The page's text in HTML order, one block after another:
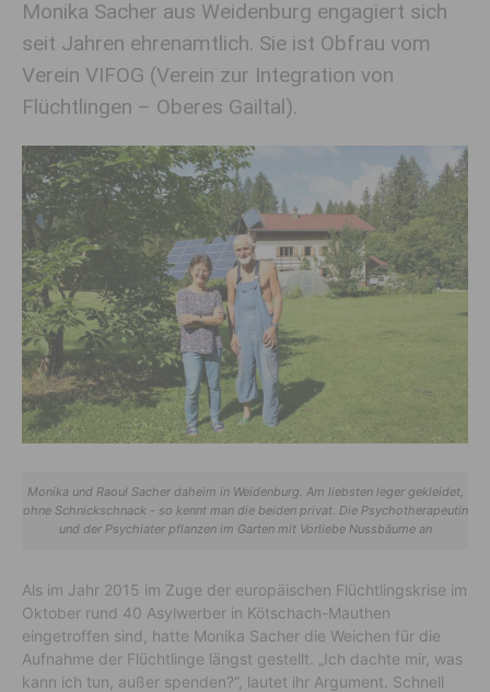
Monika Sacher aus Weidenburg engagiert sich
seit Jahren ehrenamtlich. Sie ist Obfrau vom
Verein VIFOG (Verein zur Integration von
Flüchtlingen – Oberes Gailtal).
Monika und Raoul Sacher daheim in Weidenburg. Am liebsten leger gekleidet,
ohne Schnickschnack - so kennt man die beiden privat. Die Psychotherapeutin
und der Psychiater pflanzen im Garten mit Vorliebe Nussbäume an
Als im Jahr 2015 im Zuge der europäischen Flüchtlingskrise im
Oktober rund 40 Asylwerber in Kötschach-Mauthen
eingetroffen sind, hatte Monika Sacher die Weichen für die
Aufnahme der Flüchtlinge längst gestellt. „Ich dachte mir, was
kann ich tun, außer spenden?“, lautet ihr Argument. Schnell